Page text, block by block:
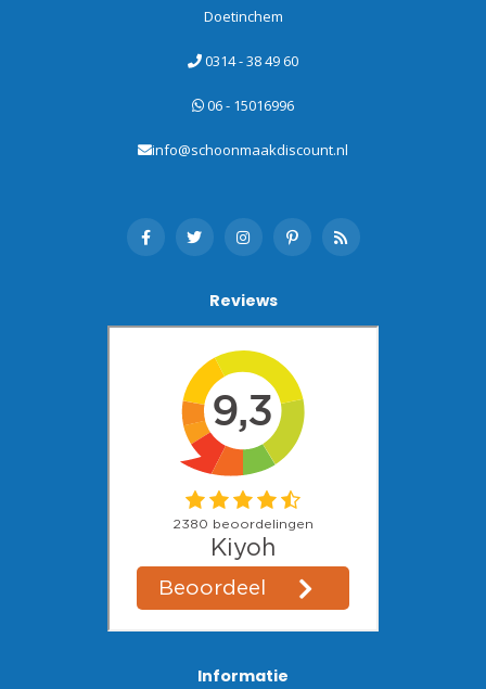
Doetinchem
0314 - 38 49 60
06 - 15016996
info@schoonmaakdiscount.nl
Reviews
Informatie